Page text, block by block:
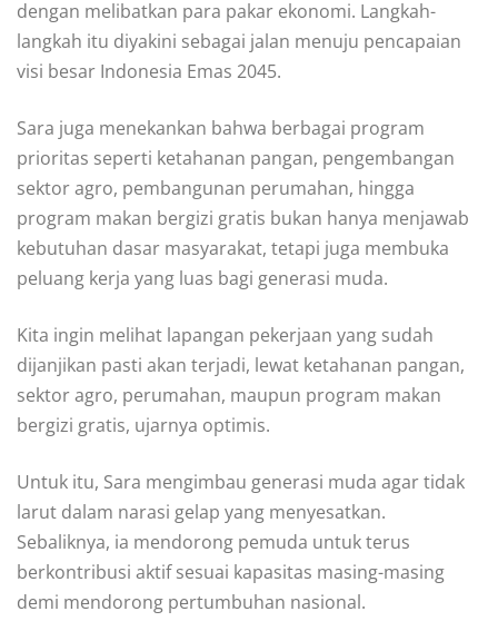
dengan melibatkan para pakar ekonomi. Langkah-
langkah itu diyakini sebagai jalan menuju pencapaian
visi besar Indonesia Emas 2045.
Sara juga menekankan bahwa berbagai program
prioritas seperti ketahanan pangan, pengembangan
sektor agro, pembangunan perumahan, hingga
program makan bergizi gratis bukan hanya menjawab
kebutuhan dasar masyarakat, tetapi juga membuka
peluang kerja yang luas bagi generasi muda.
Kita ingin melihat lapangan pekerjaan yang sudah
dijanjikan pasti akan terjadi, lewat ketahanan pangan,
sektor agro, perumahan, maupun program makan
bergizi gratis, ujarnya optimis.
Untuk itu, Sara mengimbau generasi muda agar tidak
larut dalam narasi gelap yang menyesatkan.
Sebaliknya, ia mendorong pemuda untuk terus
berkontribusi aktif sesuai kapasitas masing-masing
demi mendorong pertumbuhan nasional.